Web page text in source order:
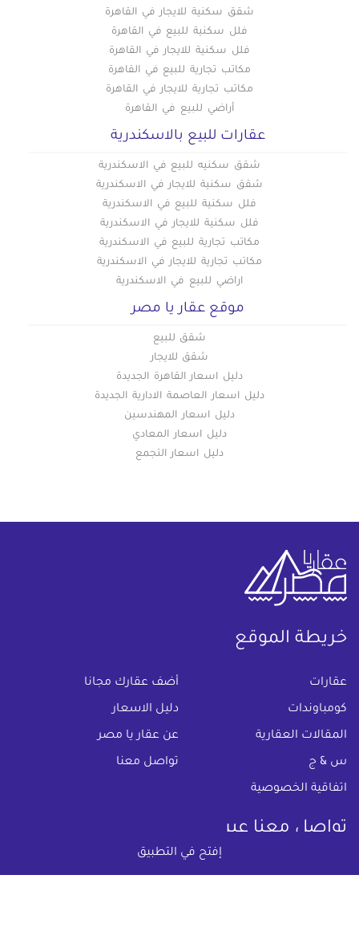
إفتح في التطبيق
شقق سكنية للايجار في القاهرة
فلل سكنية للبيع في القاهرة
فلل سكنية للايجار في القاهرة
مكاتب تجارية للبيع في القاهرة
مكاتب تجارية للايجار في القاهرة
أراضي للبيع في القاهرة
عقارات للبيع بالاسكندرية
شقق سكنيه للبيع في الاسكندرية
شقق سكنية للايجار في الاسكندرية
فلل سكنية للبيع في الاسكندرية
فلل سكنية للايجار في الاسكندرية
مكاتب تجارية للبيع في الاسكندرية
مكاتب تجارية للايجار في الاسكندرية
اراضي للبيع في الاسكندرية
موقع عقار يا مصر
شقق للبيع
شقق للايجار
دليل اسعار القاهرة الجديدة
دليل اسعار العاصمة الادارية الجديدة
دليل اسعار المهندسين
دليل اسعار المعادي
دليل اسعار التجمع
خريطة الموقع
عقارات أضف عقارك مجانا
كومباوندات دليل الاسعار
المقالات العقارية عن عقار يا مصر
س & ج تواصل معنا
اتفاقية الخصوصية
تواصل معنا عبر
البريد الالكترونى :info@aqaryamasr.com